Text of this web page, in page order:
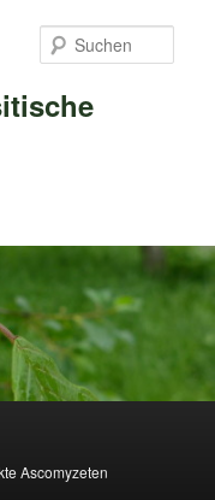
Ascomyzeten